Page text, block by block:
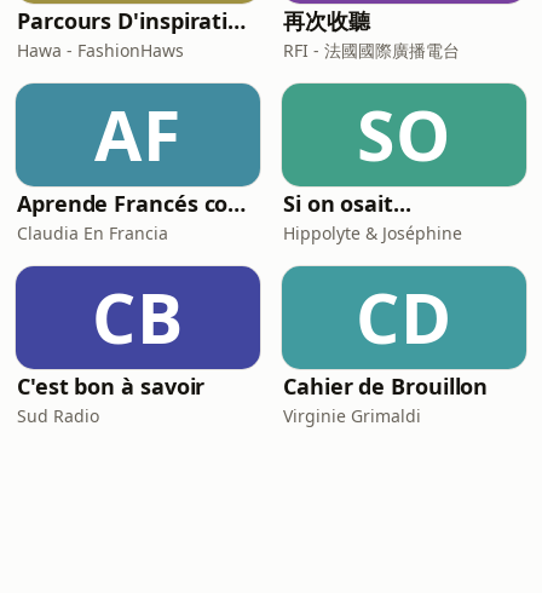
Parcours D'inspirations
Hawa - FashionHaws
再次收聽
RFI - 法國國際廣播電台
AF
Aprende Francés con Claudia En Francia
Claudia En Francia
SO
Si on osait...
Hippolyte & Joséphine
CB
C'est bon à savoir
Sud Radio
CD
Cahier de Brouillon
Virginie Grimaldi